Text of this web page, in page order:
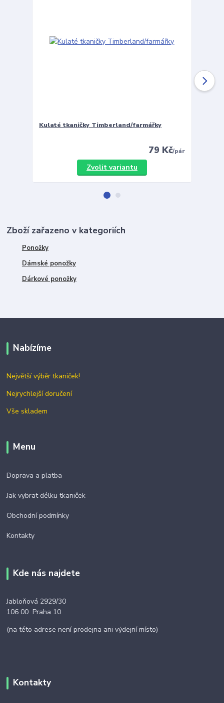
Kulaté tkaničky Timberland/farmářky
79 Kč/pár
Zvolit variantu
Zboží zařazeno v kategoriích
Ponožky
Dámské ponožky
Dárkové ponožky
Nabízíme
Největší výběr tkaniček!
Nejrychlejší doručení
Vše skladem
Menu
Doprava a platba
Jak vybrat délku tkaniček
Obchodní podmínky
Kontakty
Kde nás najdete
Jabloňová 2929/30
106 00 Praha 10
(na této adrese není prodejna ani výdejní místo)
Kontakty